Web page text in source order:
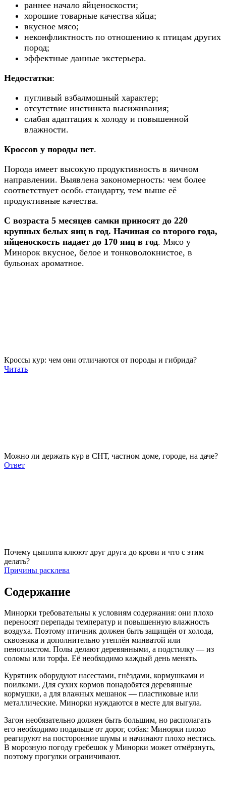
раннее начало яйценоскости;
хорошие товарные качества яйца;
вкусное мясо;
неконфликтность по отношению к птицам других
пород;
эффектные данные экстерьера.
Недостатки:
пугливый взбалмошный характер;
отсутствие инстинкта высиживания;
слабая адаптация к холоду и повышенной
влажности.
Кроссов у породы нет.
Порода имеет высокую продуктивность в яичном
направлении. Выявлена закономерность: чем более
соответствует особь стандарту, тем выше её
продуктивные качества.
С возраста 5 месяцев самки приносят до 220
крупных белых яиц в год. Начиная со второго года,
яйценоскость падает до 170 яиц в год. Мясо у
Минорок вкусное, белое и тонковолокнистое, в
бульонах ароматное.
Кроссы кур: чем они отличаются от породы и гибрида?
Читать
Можно ли держать кур в СНТ, частном доме, городе, на даче?
Ответ
Почему цыплята клюют друг друга до крови и что с этим
делать?
Причины расклева
Содержание
Минорки требовательны к условиям содержания: они плохо
переносят перепады температур и повышенную влажность
воздуха. Поэтому птичник должен быть защищён от холода,
сквозняка и дополнительно утеплён минватой или
пенопластом. Полы делают деревянными, а подстилку — из
соломы или торфа. Её необходимо каждый день менять.
Курятник оборудуют насестами, гнёздами, кормушками и
поилками. Для сухих кормов понадобятся деревянные
кормушки, а для влажных мешанок — пластиковые или
металлические. Минорки нуждаются в месте для выгула.
Загон необязательно должен быть большим, но располагать
его необходимо подальше от дорог, собак: Минорки плохо
реагируют на посторонние шумы и начинают плохо нестись.
В морозную погоду гребешок у Минорки может отмёрзнуть,
поэтому прогулки ограничивают.